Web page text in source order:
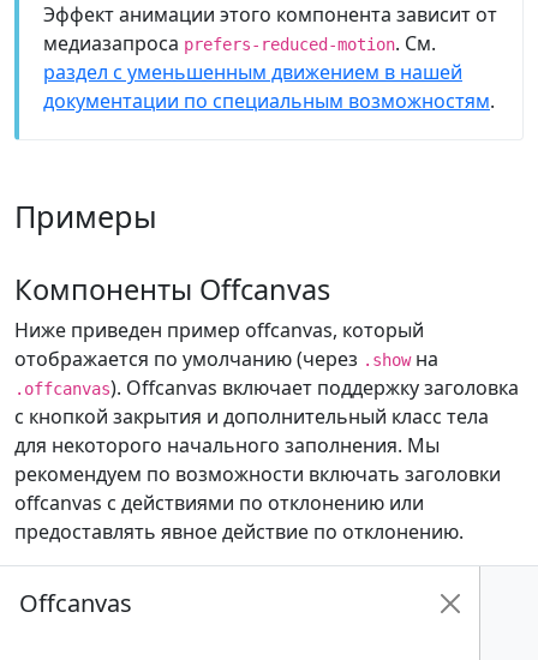
Эффект анимации этого компонента зависит от
медиазапроса prefers-reduced-motion. См.
раздел с уменьшенным движением в нашей
документации по специальным возможностям.
Примеры
Компоненты Offcanvas
Ниже приведен пример offcanvas, который
отображается по умолчанию (через .showна
.offcanvas). Offcanvas включает поддержку заголовка
с кнопкой закрытия и дополнительный класс тела
для некоторого начального заполнения. Мы
рекомендуем по возможности включать заголовки
offcanvas с действиями по отклонению или
предоставлять явное действие по отклонению.
Offcanvas